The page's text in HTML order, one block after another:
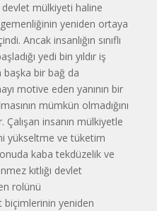
mülkiyeti haline
yeniden ortaya
Ancak insanlığın sınıflı
yedi bin yıldır iş
başka bir bağ da
motive eden yanının bir
mümkün olmadığını
insanın mülkiyetle
yükseltme ve tüketim
kaba tekdüzelik ve
kıtlığı devlet
rolünü
biçimlerinin yeniden